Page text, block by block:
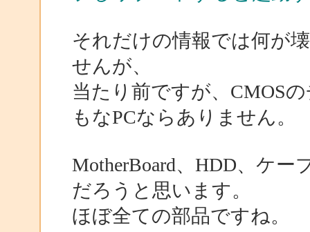
それだけの情報では何が
せんが、
当たり前ですが、CMOS
もなPCならありません。
MotherBoard、HDD、ケ
だろうと思います。
ほぼ全ての部品ですね。